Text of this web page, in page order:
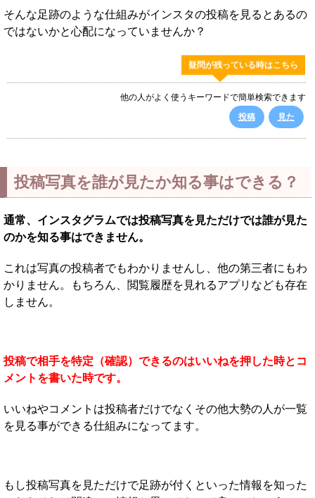
そんな足跡のような仕組みがインスタの投稿を見るとあるの
ではないかと心配になっていませんか？
疑問が残っている時はこちら
他の人がよく使うキーワードで簡単検索できます
投稿
見た
投稿写真を誰が見たか知る事はできる？
通常、インスタグラムでは投稿写真を見ただけでは誰が見た
のかを知る事はできません。
これは写真の投稿者でもわかりませんし、他の第三者にもわ
かりません。もちろん、閲覧履歴を見れるアプリなども存在
しません。
投稿で相手を特定（確認）できるのはいいねを押した時とコ
メントを書いた時です。
いいねやコメントは投稿者だけでなくその他大勢の人が一覧
を見る事ができる仕組みになってます。
もし投稿写真を見ただけで足跡が付くといった情報を知った